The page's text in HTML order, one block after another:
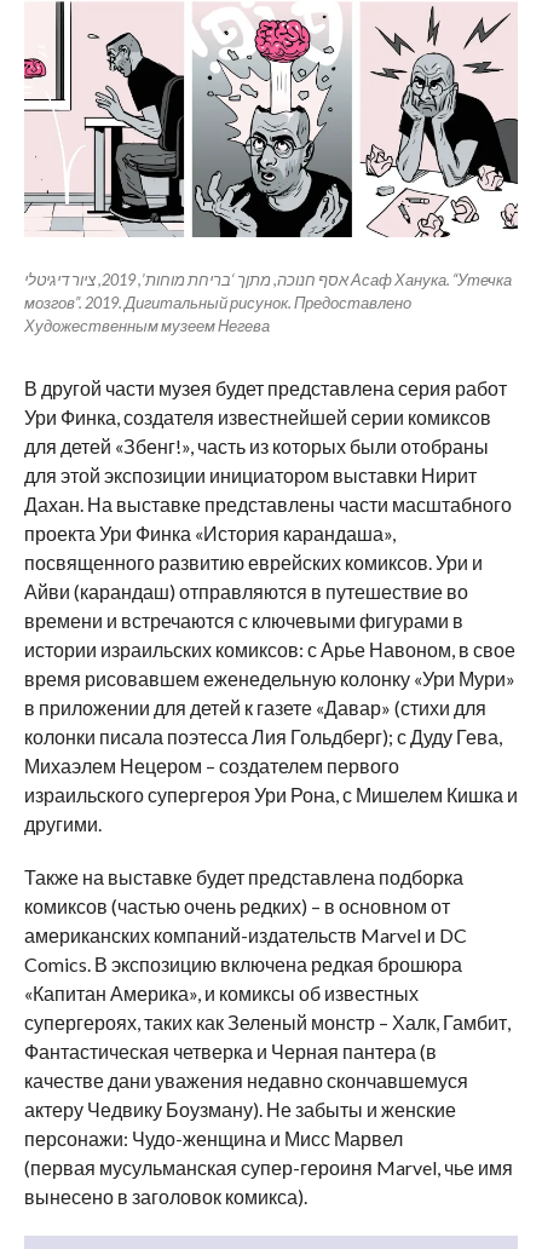
אסף חנוכה, מתןך ‘בריחת מוחות’, 2019, ציור דיגיטלי Асаф Ханука. “Утечка
мозгов”. 2019. Дигитальный рисунок. Предоставлено
Художественным музеем Негева
В другой части музея будет представлена ​​серия работ
Ури Финка, создателя известнейшей серии комиксов
для детей «Збенг!», часть из которых были отобраны
для этой экспозиции инициатором выставки Нирит
Дахан. На выставке представлены части масштабного
проекта Ури Финка «История карандаша»,
посвященного развитию еврейских комиксов. Ури и
Айви (карандаш) отправляются в путешествие во
времени и встречаются с ключевыми фигурами в
истории израильских комиксов: с Арье Навоном, в свое
время рисовавшем еженедельную колонку «Ури Мури»
в приложении для детей к газете «Давар» (стихи для
колонки писала поэтесса Лия Гольдберг); с Дуду Гева,
Михаэлем Нецером – создателем первого
израильского супергероя Ури Рона, с Мишелем Кишка и
другими.
Также на выставке будет представлена подборка
комиксов (частью очень редких) – в основном от
американских компаний-издательств Marvel и DC
Comics. В экспозицию включена редкая брошюра
«Капитан Америка», и комиксы об известных
супергероях, таких как Зеленый монстр – Халк, Гамбит,
Фантастическая четверка и Черная пантера (в
качестве дани уважения недавно скончавшемуся
актеру Чедвику Боузману). Не забыты и женские
персонажи: Чудо-женщина и Мисс Марвел
(первая мусульманская супер-героиня Marvel, чье имя
вынесено в заголовок комикса).